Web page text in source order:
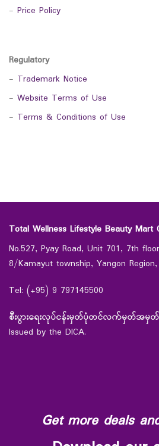
- Price Policy
Regulatory
- Trademark Notice
- Website Terms of Use
- Terms & Conditions of Use
Total Wellness Lifestyle Beauty Mart
No.527, Pyay Road, Unit 701, 7th
8/Kamayut township, Yangon
Tel: (+95) 9 797145500
စီးပွားရေးလုပ်ငန်းမှတ်ပုံတင်လက်မှတ်အမှ
Issued by the DICA.
Get more deals